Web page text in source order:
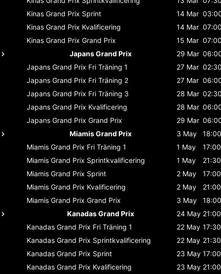
Kinas Grand Prix Sprint 14 Mar
Kinas Grand Prix Kvalificering 14 Mar 07:00
Kinas Grand Prix Grand Prix 15 Mar 07:00
Japans Grand Prix
29 Mar
Japans Grand Prix Fri Träning 1 27 Mar 02:30
Japans Grand Prix Fri Träning 2 27 Mar
Japans Grand Prix Fri Träning 3 28 Mar 02:30
Japans Grand Prix Kvalificering 28 Mar
Japans Grand Prix Grand Prix 29 Mar
Miamis Grand Prix
3 May
18:00
Miamis Grand Prix Fri Träning 1 1 May
17:00
Miamis Grand Prix Sprintkvalificering 1 May
21:30
Miamis Grand Prix Sprint 2 May
17:00
Miamis Grand Prix Kvalificering 2 May
21:00
Miamis Grand Prix Grand Prix 3 May
18:00
Kanadas Grand Prix
24 May 21:00
Kanadas Grand Prix Fri Träning 1 22 May 17:30
Kanadas Grand Prix Sprintkvalificering 22 May 21:30
Kanadas Grand Prix Sprint 23 May 17:00
Kanadas Grand Prix Kvalificering 23 May 21:00